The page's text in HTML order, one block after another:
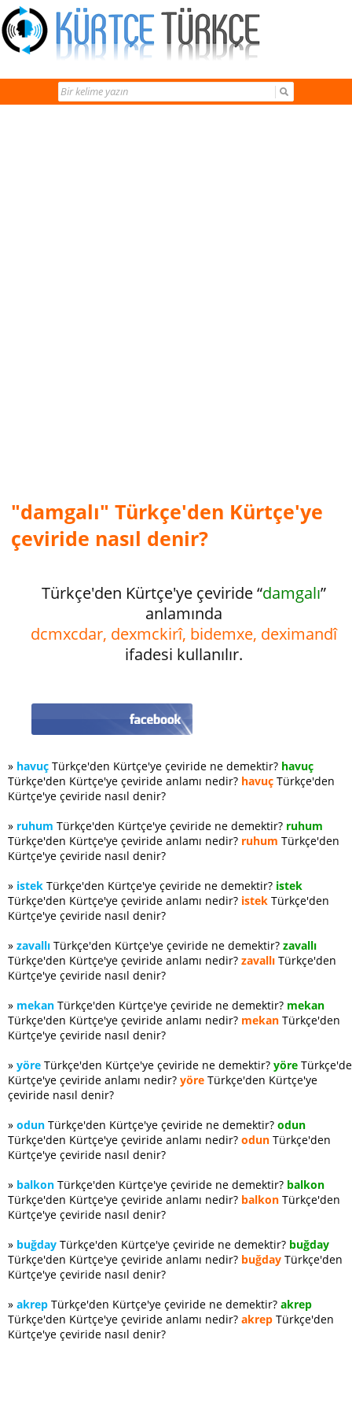
"damgalı" Türkçe'den Kürtçe'ye
çeviride nasıl denir?
Türkçe'den Kürtçe'ye çeviride “damgalı”
anlamında
dcmxcdar, dexmckirî, bidemxe, deximandî
ifadesi kullanılır.
» havuç Türkçe'den Kürtçe'ye çeviride ne demektir? havuç
Türkçe'den Kürtçe'ye çeviride anlamı nedir? havuç Türkçe'den
Kürtçe'ye çeviride nasıl denir?
» ruhum Türkçe'den Kürtçe'ye çeviride ne demektir? ruhum
Türkçe'den Kürtçe'ye çeviride anlamı nedir? ruhum Türkçe'den
Kürtçe'ye çeviride nasıl denir?
» istek Türkçe'den Kürtçe'ye çeviride ne demektir? istek
Türkçe'den Kürtçe'ye çeviride anlamı nedir? istek Türkçe'den
Kürtçe'ye çeviride nasıl denir?
» zavallı Türkçe'den Kürtçe'ye çeviride ne demektir? zavallı
Türkçe'den Kürtçe'ye çeviride anlamı nedir? zavallı Türkçe'den
Kürtçe'ye çeviride nasıl denir?
» mekan Türkçe'den Kürtçe'ye çeviride ne demektir? mekan
Türkçe'den Kürtçe'ye çeviride anlamı nedir? mekan Türkçe'den
Kürtçe'ye çeviride nasıl denir?
» yöre Türkçe'den Kürtçe'ye çeviride ne demektir? yöre
Kürtçe'ye çeviride anlamı nedir? yöre Türkçe'den Kürtçe'ye
çeviride nasıl denir?
» odun Türkçe'den Kürtçe'ye çeviride ne demektir? odun
Türkçe'den Kürtçe'ye çeviride anlamı nedir? odun Türkçe'den
Kürtçe'ye çeviride nasıl denir?
» balkon Türkçe'den Kürtçe'ye çeviride ne demektir? balkon
Türkçe'den Kürtçe'ye çeviride anlamı nedir? balkon Türkçe'den
Kürtçe'ye çeviride nasıl denir?
» buğday Türkçe'den Kürtçe'ye çeviride ne demektir? buğday
Türkçe'den Kürtçe'ye çeviride anlamı nedir? buğday Türkçe'den
Kürtçe'ye çeviride nasıl denir?
» akrep Türkçe'den Kürtçe'ye çeviride ne demektir? akrep
Türkçe'den Kürtçe'ye çeviride anlamı nedir? akrep Türkçe'den
Kürtçe'ye çeviride nasıl denir?